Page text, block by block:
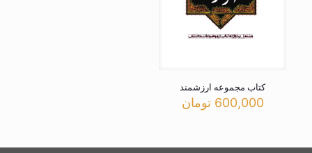
کتاب مجموعه ارزشمند
600,000 تومان